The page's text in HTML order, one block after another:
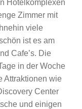
Hotelkomplexen
Zimmer mit
viele
ist es am
Cafe’s. Die
in der Woche
Attraktionen wie
Center
und einigen